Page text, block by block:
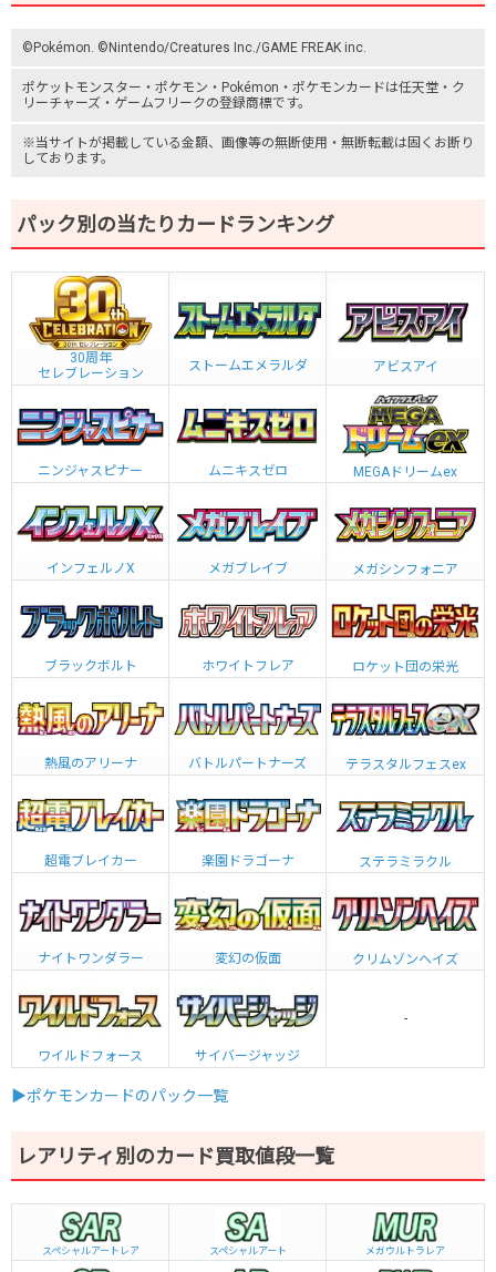
©Pokémon. ©Nintendo/Creatures Inc./GAME FREAK inc.
ポケットモンスター ・ポケモン・Pokémon・ ポケモンカードは任天堂・ ク
リーチャーズ ・ ゲームフリークの登録商標です。
※当サイトが掲載している金額、画像等の無断使用・無断転載は固くお断り
しております。
パック別の当たりカードランキング
30周年
セレブレーション
ストームエメラルダ アビスアイ
ニンジャスピナー ムニキスゼロ MEGAドリームex
インフェルノX メガブレイブ メガシンフォニア
ブラックボルト ホワイトフレア ロケット団の栄光
熱風のアリーナ バトルパートナーズ テラスタルフェスex
超電ブレイカー 楽園ドラゴーナ ステラミラクル
ナイトワンダラー 変幻の仮面 クリムゾンヘイズ
ワイルドフォース サイバージャッジ
-
▶ポケモンカードのパック一覧
レアリティ別のカード買取値段一覧
スペシャルアートレア スペシャルアート メガウルトラレア